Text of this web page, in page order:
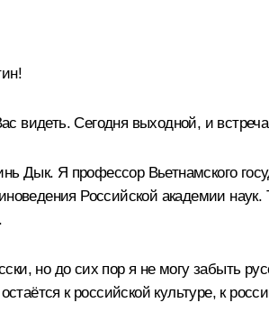
видеть. Сегодня выходной, и
Дык. Я профессор Вьетнамского
Российской академии
но до сих пор я не могу забыть
к российской культуре, к